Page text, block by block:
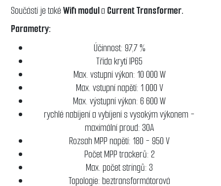
Součástí je takéWifi modula Current Transformer.
Parametry:
Účinnost: 97,7 %
Třída krytí IP65
Max. vstupní výkon: 10 000 W
Max. vstupní napětí: 1 000 V
Max. výstupní výkon: 6 600 W
rychlé nabíjení a vybíjení s vysokým výkonem -
maximální proud: 30A
Rozsah MPP napětí: 180 - 950 V
Počet MPP trackerů: 2
Max. počet stringů: 3
Topologie: beztransformátorová